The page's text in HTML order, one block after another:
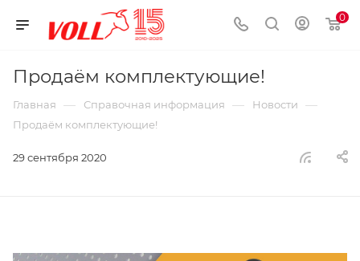
0
Продаём комплектующие!
Главная — Справочная информация — Новости —
Продаём комплектующие!
29 сентября 2020